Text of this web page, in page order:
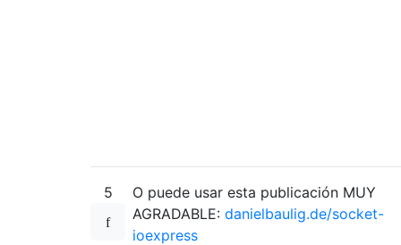
5
O puede usar esta publicación MUY
AGRADABLE: danielbaulig.de/socket-
ioexpress